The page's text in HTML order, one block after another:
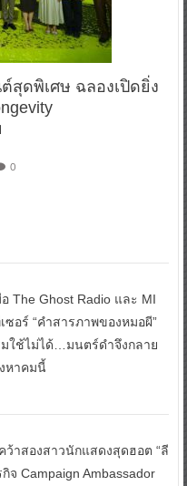
สุดพิเศษ ฉลองเปิดยิ่ง
0
The Ghost Radio และ MI
ซอร์ “คำสารภาพของหมอผี”
มใช้ไม่ได้…มนตร์ดำจึงกลาย
หาคมนี้
าสองสาวนักแสดงสุดฮอต “ลี
จ Campaign Ambassador